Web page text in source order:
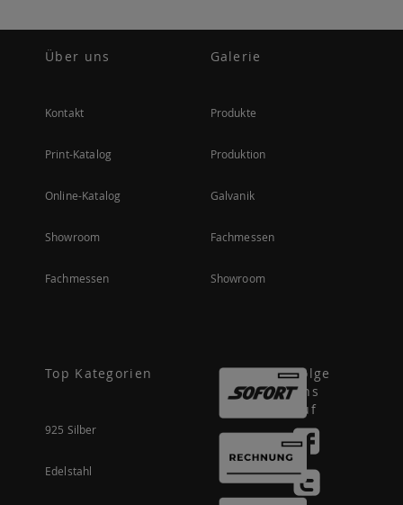
Über uns
Kontakt
Print-Katalog
Online-Katalog
Showroom
Fachmessen
Galerie
Produkte
Produktion
Galvanik
Fachmessen
Showroom
Top Kategorien
925 Silber
Edelstahl
Folge
uns
auf